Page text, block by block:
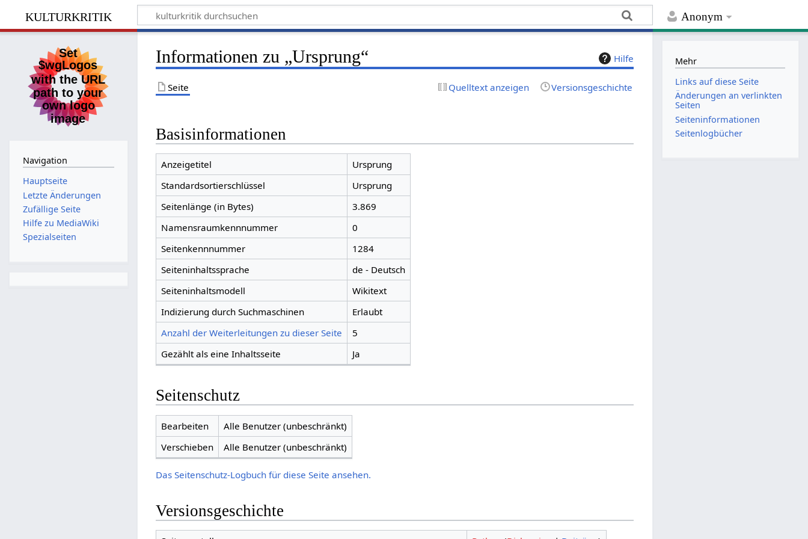
Anonym
kulturkritik
Hilfe
Informationen zu „Ursprung“
Seite Quelltext anzeigen Versionsgeschichte
Basisinformationen
Anzeigetitel
Ursprung
Standardsortierschlüssel
Ursprung
Seitenlänge (in Bytes)
3.869
Namensraumkennnummer
0
Seitenkennnummer
1284
Seiteninhaltssprache
de - Deutsch
Seiteninhaltsmodell
Wikitext
Indizierung durch Suchmaschinen
Erlaubt
Anzahl der Weiterleitungen zu dieser Seite
5
Gezählt als eine Inhaltsseite
Ja
Seitenschutz
Bearbeiten
Alle Benutzer (unbeschränkt)
Verschieben
Alle Benutzer (unbeschränkt)
Das Seitenschutz-Logbuch für diese Seite ansehen.
Versionsgeschichte
Navigation
Hauptseite
Letzte Änderungen
Zufällige Seite
Hilfe zu MediaWiki
Spezialseiten
Mehr
Links auf diese Seite
Änderungen an verlinkten
Seiten
Seiten­­informationen
Seitenlogbücher